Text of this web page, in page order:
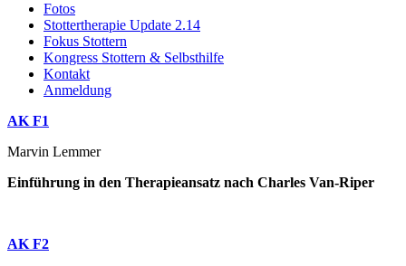
Fotos
Stottertherapie Update 2.14
Fokus Stottern
Kongress Stottern & Selbsthilfe
Kontakt
Anmeldung
AK F1
Marvin Lemmer
Einführung in den Therapieansatz nach Charles Van-Riper
AK F2